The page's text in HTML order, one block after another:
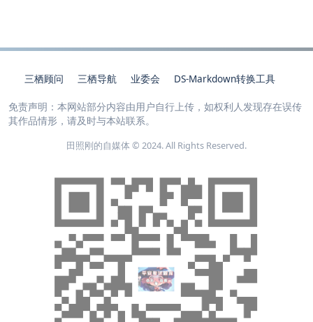
三栖顾问 三栖导航 业委会 DS-Markdown转换工具
免责声明：本网站部分内容由用户自行上传，如权利人发现存在误传
其作品情形，请及时与本站联系。
田照刚的自媒体 © 2024. All Rights Reserved.